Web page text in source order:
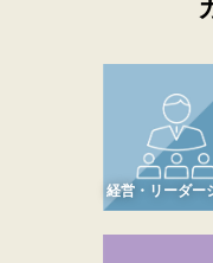
経営・リーダー